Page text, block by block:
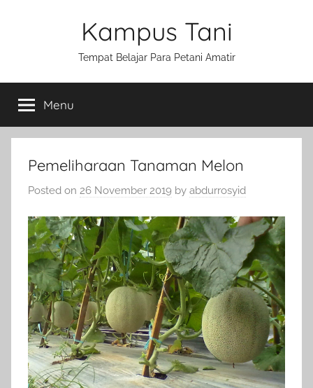
Kampus Tani
Tempat Belajar Para Petani Amatir
Menu
Pemeliharaan Tanaman Melon
Posted on 26 November 2019 by abdurrosyid